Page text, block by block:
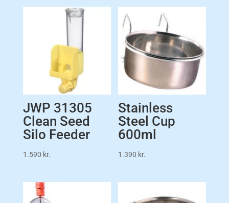
JWP 31305
Clean Seed
Silo Feeder
1.590 kr.
Stainless
Steel Cup
600ml
1.390 kr.